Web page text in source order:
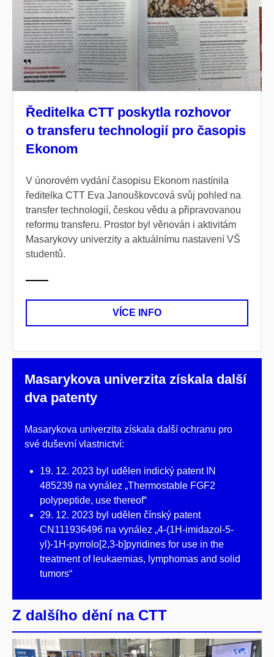
Ředitelka CTT poskytla rozhovor
o transferu technologií pro časopis
Ekonom
V únorovém vydání časopisu Ekonom nastínila
ředitelka CTT Eva Janouškovcová svůj pohled na
transfer technologií, českou vědu a připravovanou
reformu transferu. Prostor byl věnován i aktivitám
Masarykovy univerzity a aktuálnímu nastavení VŠ
studentů.
VÍCE INFO
Masarykova univerzita získala další
dva patenty
Masarykova univerzita získala další ochranu pro
své duševní vlastnictví:
19. 12. 2023 byl udělen indický patent IN
485239 na vynález „Thermostable FGF2
polypeptide, use thereof“
29. 12. 2023 byl udělen čínský patent
CN111936496 na vynález „4-(1H-imidazol-5-
yl)-1H-pyrrolo[2,3-b]pyridines for use in the
treatment of leukaemias, lymphomas and solid
tumors“
Z dalšího dění na CTT